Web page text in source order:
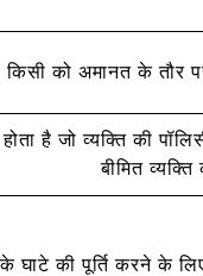
किसी को अमानत के तौर
होता है जो व्यक्ति की
बीमित
की पूर्ति करने के